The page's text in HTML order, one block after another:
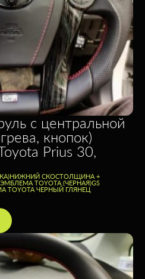
c центральной
кнопок)
Prius 30,
НИЖНИЙ СКОСТОЛЩИНА +
ЭМБЛЕМА TOYOTA (ЧЕРНАЯ)GS
TOYOTA ЧЕРНЫЙ ГЛЯНЕЦ